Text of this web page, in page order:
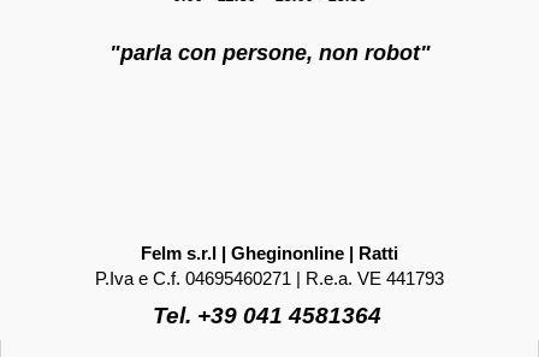
"parla con persone, non robot"
Felm s.r.l | Gheginonline | Ratti
P.Iva e C.f. 04695460271 | R.e.a. VE 441793
Tel. +39 041 4581364